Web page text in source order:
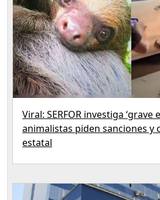
Viral: SERFOR investiga
animalistas piden sanciones y
estatal